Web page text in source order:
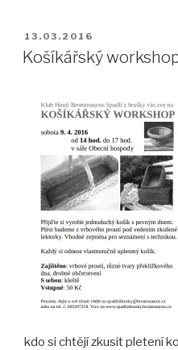
PUBLIKOVÁNO
13.03.2016
Košíkářský
kdo si chtějí zkusit pletení